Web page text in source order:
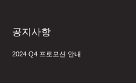
공지사항
2024 Q4 프로모션 안내